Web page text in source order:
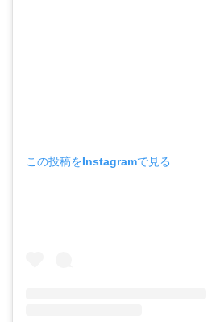
この投稿をInstagramで見る